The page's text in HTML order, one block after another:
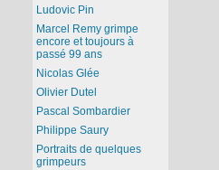
Ludovic Pin
Marcel Remy grimpe
encore et toujours à
passé 99 ans
Nicolas Glée
Olivier Dutel
Pascal Sombardier
Philippe Saury
Portraits de quelques
grimpeurs